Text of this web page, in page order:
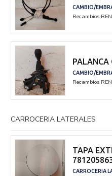
CAMBIO/
Recambios
PALANCA
CAMBIO/
Recambios
CARROCERIA LATERALES
TAPA
CARROCERIA